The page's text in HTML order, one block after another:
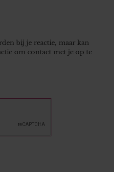
bij je reactie, maar kan
om contact met je op te